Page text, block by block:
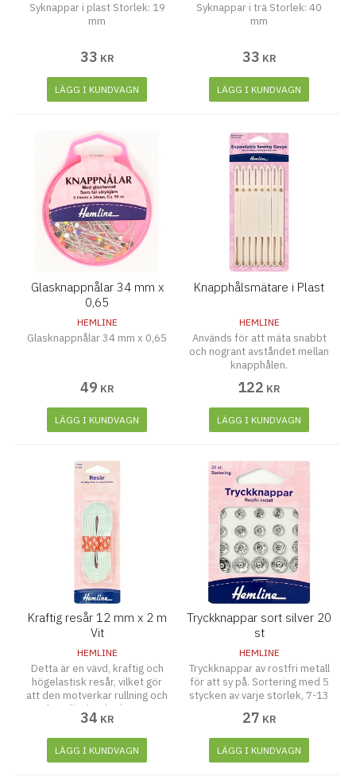
Syknappar i plast Storlek: 19
mm
33 KR
LÄGG I KUNDVAGN
Syknappar i trä Storlek: 40
mm
33 KR
LÄGG I KUNDVAGN
Glasknappnålar 34 mm x
0,65
HEMLINE
Glasknappnålar 34 mm x 0,65
49 KR
LÄGG I KUNDVAGN
Knapphålsmätare i Plast
HEMLINE
Används för att mäta snabbt
och nogrant avståndet mellan
knapphålen.
122 KR
LÄGG I KUNDVAGN
Kraftig resår 12 mm x 2 m
Vit
HEMLINE
Detta är en vävd, kraftig och
högelastisk resår, vilket gör
att den motverkar rullning och
är lämplig där det krävs en
kraftig elastisitet tex. som
midjeresår.
34 KR
LÄGG I KUNDVAGN
Tryckknappar sort silver 20
st
HEMLINE
Tryckknappar av rostfri metall
för att sy på. Sortering med 5
stycken av varje storlek, 7-13
27 KR
LÄGG I KUNDVAGN